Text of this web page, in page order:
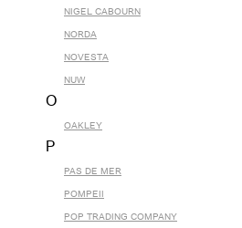
NIGEL CABOURN
NORDA
NOVESTA
NUW
O
OAKLEY
P
PAS DE MER
POMPEII
POP TRADING COMPANY